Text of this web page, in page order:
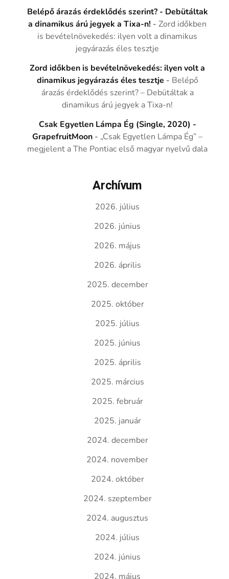
Belépő árazás érdeklődés szerint? - Debütáltak
a dinamikus árú jegyek a Tixa-n! -Zord időkben
is bevételnövekedés: ilyen volt a dinamikus
jegyárazás éles tesztje
Zord időkben is bevételnövekedés: ilyen volt a
dinamikus jegyárazás éles tesztje - Belépő
árazás érdeklődés szerint? – Debütáltak a
dinamikus árú jegyek a Tixa-n!
Csak Egyetlen Lámpa Ég (Single, 2020) -
GrapefruitMoon - „Csak Egyetlen Lámpa Ég” –
megjelent a The Pontiac első magyar nyelvű dala
Archívum
2026. július
2026. június
2026. május
2026. április
2025. december
2025. október
2025. július
2025. június
2025. április
2025. március
2025. február
2025. január
2024. december
2024. november
2024. október
2024. szeptember
2024. augusztus
2024. július
2024. június
2024. május